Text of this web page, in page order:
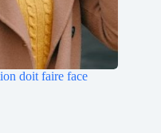
doit faire face